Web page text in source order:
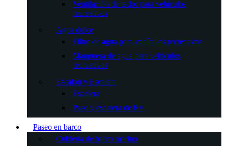
Ventilación de techo para vehículos
recreativos
Agua dulce
Filtro de agua para vehículos recreativos
Manguera de agua para vehículos
recreativos
Escalón y Escalera
Escalera
Paso y escalera de RV
Paseo en barco
Cubierta de barco marino